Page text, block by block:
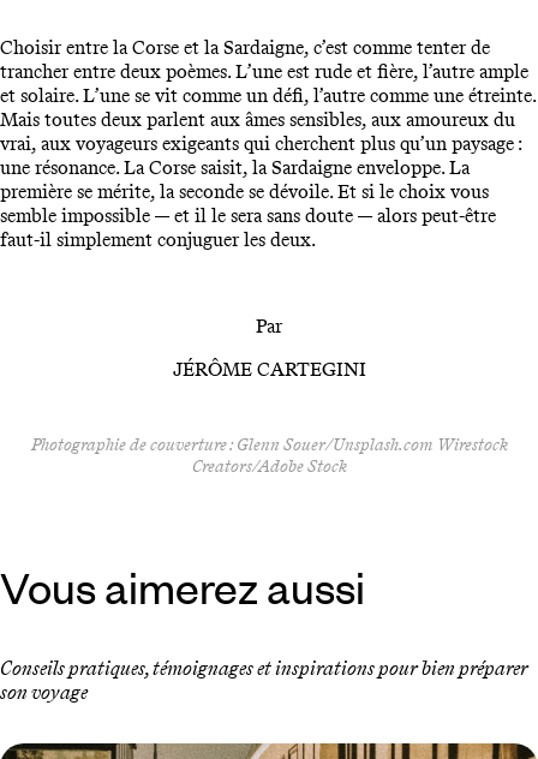
Choisir entre la Corse et la Sardaigne, c’est comme tenter de
trancher entre deux poèmes. L’une est rude et fière, l’autre ample
et solaire. L’une se vit comme un défi, l’autre comme une étreinte.
Mais toutes deux parlent aux âmes sensibles, aux amoureux du
vrai, aux voyageurs exigeants qui cherchent plus qu’un paysage :
une résonance. La Corse saisit, la Sardaigne enveloppe. La
première se mérite, la seconde se dévoile. Et si le choix vous
semble impossible — et il le sera sans doute — alors peut-être
faut-il simplement conjuguer les deux.
Par
JÉRÔME CARTEGINI
Photographie de couverture : Glenn Souer/Unsplash.com Wirestock
Creators/Adobe Stock
Vous aimerez aussi
Conseils pratiques, témoignages et inspirations pour bien préparer
son voyage